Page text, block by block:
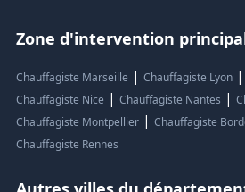
Zone d'intervention
Chauffagiste Marseille | Chauffagiste Lyon|
Chauffagiste Nice | Chauffagiste Nantes |
Chauffagiste Montpellier| Chauffagiste
Chauffagiste Rennes